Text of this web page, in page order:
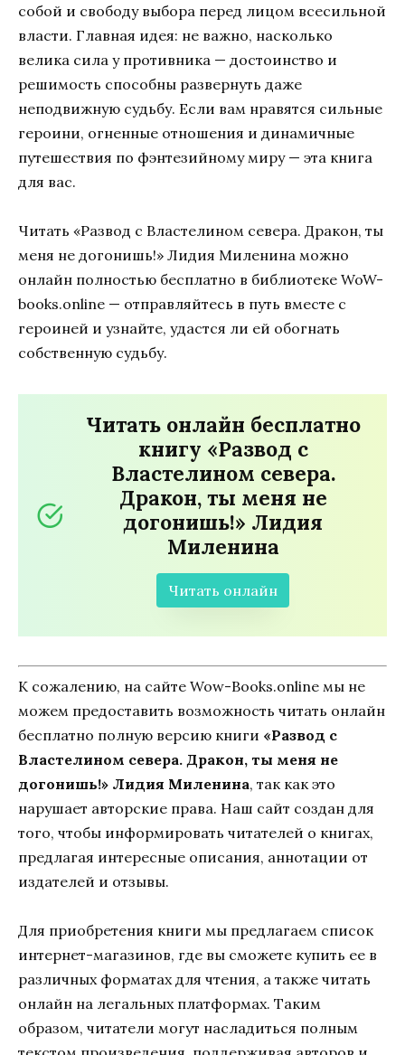
собой и свободу выбора перед лицом всесильной
власти. Главная идея: не важно, насколько
велика сила у противника — достоинство и
решимость способны развернуть даже
неподвижную судьбу. Если вам нравятся сильные
героини, огненные отношения и динамичные
путешествия по фэнтезийному миру — эта книга
для вас.
Читать «Развод с Властелином севера. Дракон, ты
меня не догонишь!» Лидия Миленина можно
онлайн полностью бесплатно в библиотеке WoW-
books.online — отправляйтесь в путь вместе с
героиней и узнайте, удастся ли ей обогнать
собственную судьбу.
Читать онлайн бесплатно
книгу «Развод с
Властелином севера.
Дракон, ты меня не
догонишь!» Лидия
Миленина
Читать онлайн
К сожалению, на сайте Wow-Books.online мы не
можем предоставить возможность читать онлайн
бесплатно полную версию книги «Развод с
Властелином севера. Дракон, ты меня не
догонишь!» Лидия Миленина, так как это
нарушает авторские права. Наш сайт создан для
того, чтобы информировать читателей о книгах,
предлагая интересные описания, аннотации от
издателей и отзывы.
Для приобретения книги мы предлагаем список
интернет-магазинов, где вы сможете купить ее в
различных форматах для чтения, а также читать
онлайн на легальных платформах. Таким
образом, читатели могут насладиться полным